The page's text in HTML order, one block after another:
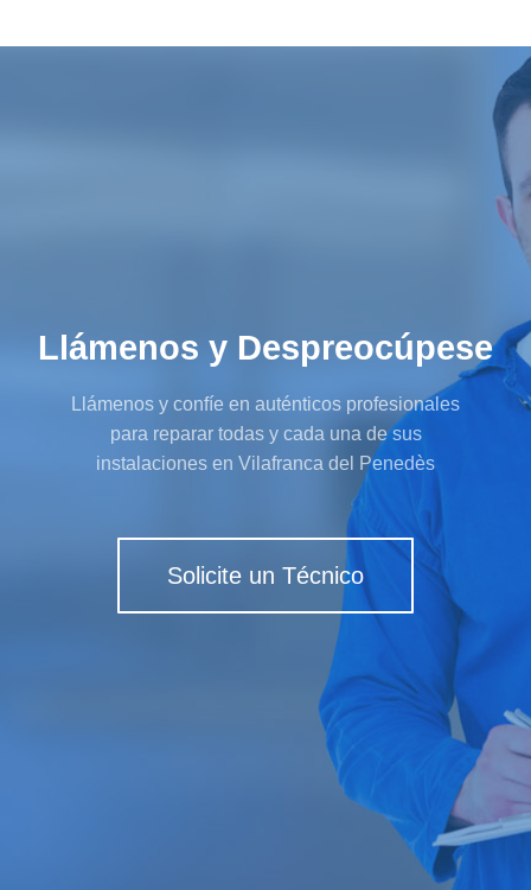
Llámenos y Despreocúpese
Llámenos y confíe en auténticos profesionales
para reparar todas y cada una de sus
instalaciones en Vilafranca del Penedès
Solicite un Técnico